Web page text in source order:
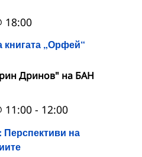
книгата „Орфей“
18:00
Дринов" на БАН
Перспективи на
11:00 - 12:00